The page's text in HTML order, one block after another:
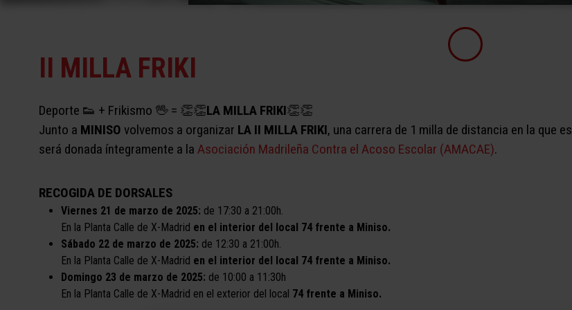
II MILLA FRIKI
Deporte 👟 + Frikismo 🖖​ = 👏👏LA MILLA FRIKI👏👏
Junto a MINISO volvemos a organizar LA II MILLA FRIKI, una carrera de 1 milla de distancia en la que es
será donada íntegramente a la Asociación Madrileña Contra el Acoso Escolar (AMACAE).
RECOGIDA DE DORSALES
Viernes 21 de marzo de 2025: de 17:30 a 21:00h.
En la Planta Calle de X-Madrid en el interior del local 74 frente a Miniso.
Sábado 22 de marzo de 2025: de 12:30 a 21:00h.
En la Planta Calle de X-Madrid en el interior del local 74 frente a Miniso.
Domingo 23 de marzo de 2025: de 10:00 a 11:30h
En la Planta Calle de X-Madrid en el exterior del local 74 frente a Miniso.